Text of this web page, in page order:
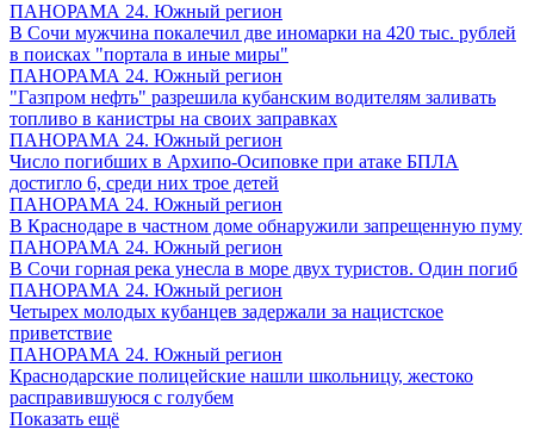
ПАНОРАМА 24. Южный регион
В Сочи мужчина покалечил две иномарки на 420 тыс. рублей
в поисках "портала в иные миры"
ПАНОРАМА 24. Южный регион
"Газпром нефть" разрешила кубанским водителям заливать
топливо в канистры на своих заправках
ПАНОРАМА 24. Южный регион
Число погибших в Архипо-Осиповке при атаке БПЛА
достигло 6, среди них трое детей
ПАНОРАМА 24. Южный регион
В Краснодаре в частном доме обнаружили запрещенную пуму
ПАНОРАМА 24. Южный регион
В Сочи горная река унесла в море двух туристов. Один погиб
ПАНОРАМА 24. Южный регион
Четырех молодых кубанцев задержали за нацистское
приветствие
ПАНОРАМА 24. Южный регион
Краснодарские полицейские нашли школьницу, жестоко
расправившуюся с голубем
Показать ещё